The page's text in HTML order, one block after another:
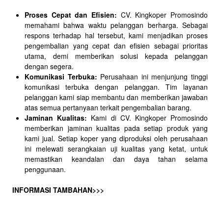
Proses Cepat dan Efisien: CV. Kingkoper Promosindo
memahami bahwa waktu pelanggan berharga. Sebagai
respons terhadap hal tersebut, kami menjadikan proses
pengembalian yang cepat dan efisien sebagai prioritas
utama, demi memberikan solusi kepada pelanggan
dengan segera.
Komunikasi Terbuka: Perusahaan ini menjunjung tinggi
komunikasi terbuka dengan pelanggan. Tim layanan
pelanggan kami siap membantu dan memberikan jawaban
atas semua pertanyaan terkait pengembalian barang.
Jaminan Kualitas: Kami di CV. Kingkoper Promosindo
memberikan jaminan kualitas pada setiap produk yang
kami jual. Setiap koper yang diproduksi oleh perusahaan
ini melewati serangkaian uji kualitas yang ketat, untuk
memastikan keandalan dan daya tahan selama
penggunaan.
INFORMASI TAMBAHAN>>>